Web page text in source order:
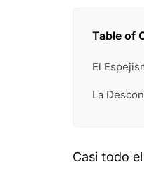
Table of
El
La
Casi todo